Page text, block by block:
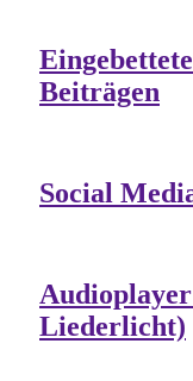
Beiträgen
Social
Liederlicht)